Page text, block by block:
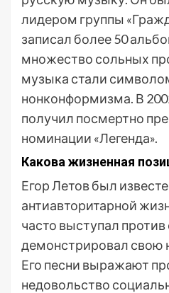
лидером группы
записал более 50
множество сольных
музыка стали
нонконформизма. В
получил посмертно
номинации «Легенда».
Какова жизненная
Егор Летов был
антиавторитарной
часто выступал
демонстрировал свою
Его песни выражают
недовольство